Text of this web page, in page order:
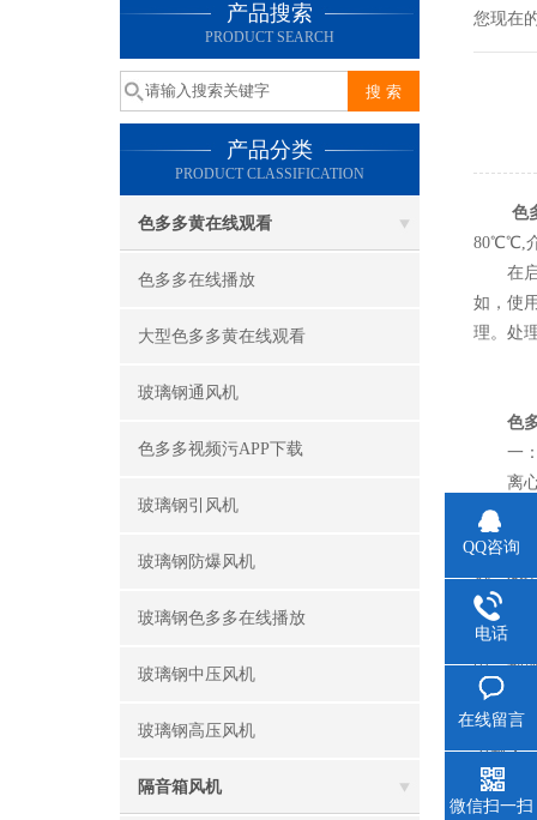
产品搜索
PRODUCT SEARCH
产品分类
PRODUCT CLASSIFICATION
色多多黄在线观看
色多多在线播放
大型色多多黄在线观看
玻璃钢通风机
色多多视频污APP下载
玻璃钢引风机
玻璃钢防爆风机
玻璃钢色多多在线播放
玻璃钢中压风机
玻璃钢高压风机
隔音箱风机
您现在的
色
80℃℃,
在启动
如，
理。
色
一
离心式
度
离心式
二：
轴流
出
小型低
和传动部
力越大
QQ咨询
电话
在线留言
微信扫一扫